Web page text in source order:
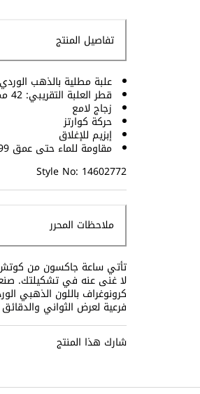
تفاصيل المنتج
علبة مطلية بالذهب
قطر العلبة التقريبي: 42 مم
زجاج لامع
حركة كوارتز
إبزيم للإغلاق
مقاومة للماء حتى عمق 99 قدمًا
Style No: 14602772
ملاحظات المحرر
تأتي ساعة جاكسون من
لا غنى عنه في تشكيلتك.
كرونوغراف باللون الذهبي
فرعية لعرض الثواني
شارك هذا المنتج